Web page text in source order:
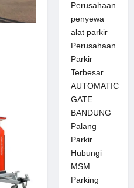
Perusahaan
penyewa
alat parkir
Perusahaan
Parkir
Terbesar
AUTOMATIC
GATE
BANDUNG
Palang
Parkir
Hubungi
MSM
Parking